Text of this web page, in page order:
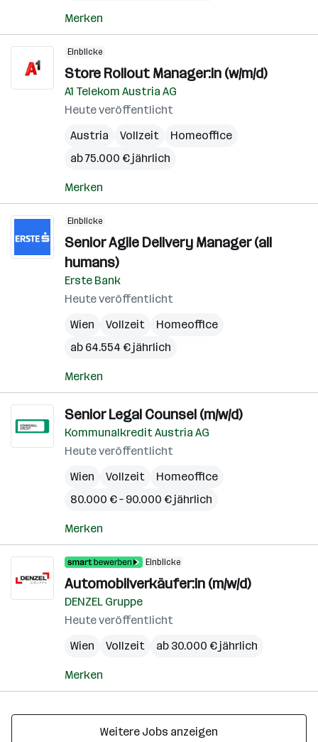
Merken
Einblicke
Store Rollout Manager:in (w/m/d)
A1 Telekom Austria AG
Heute veröffentlicht
Austria
Vollzeit
Homeoffice
ab 75.000 € jährlich
Merken
Einblicke
Senior Agile Delivery Manager (all
humans)
Erste Bank
Heute veröffentlicht
Wien
Vollzeit
Homeoffice
ab 64.554 € jährlich
Merken
Senior Legal Counsel (m/w/d)
Kommunalkredit Austria AG
Heute veröffentlicht
Wien
Vollzeit
Homeoffice
80.000 € – 90.000 € jährlich
Merken
Einblicke
Automobilverkäufer:in (m/w/d)
DENZEL Gruppe
Heute veröffentlicht
Wien
Vollzeit ab 30.000 € jährlich
Merken
Weitere Jobs anzeigen